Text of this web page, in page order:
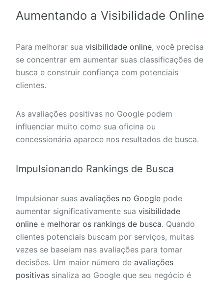
Aumentando a Visibilidade Online
Para melhorar sua visibilidade online, você precisa
se concentrar em aumentar suas classificações de
busca e construir confiança com potenciais
clientes.
As avaliações positivas no Google podem
influenciar muito como sua oficina ou
concessionária aparece nos resultados de busca.
Impulsionando Rankings de Busca
Impulsionar suas avaliações no Google pode
aumentar significativamente sua visibilidade
online e melhorar os rankings de busca. Quando
clientes potenciais buscam por serviços, muitas
vezes se baseiam nas avaliações para tomar
decisões. Um maior número de avaliações
positivas sinaliza ao Google que seu negócio é